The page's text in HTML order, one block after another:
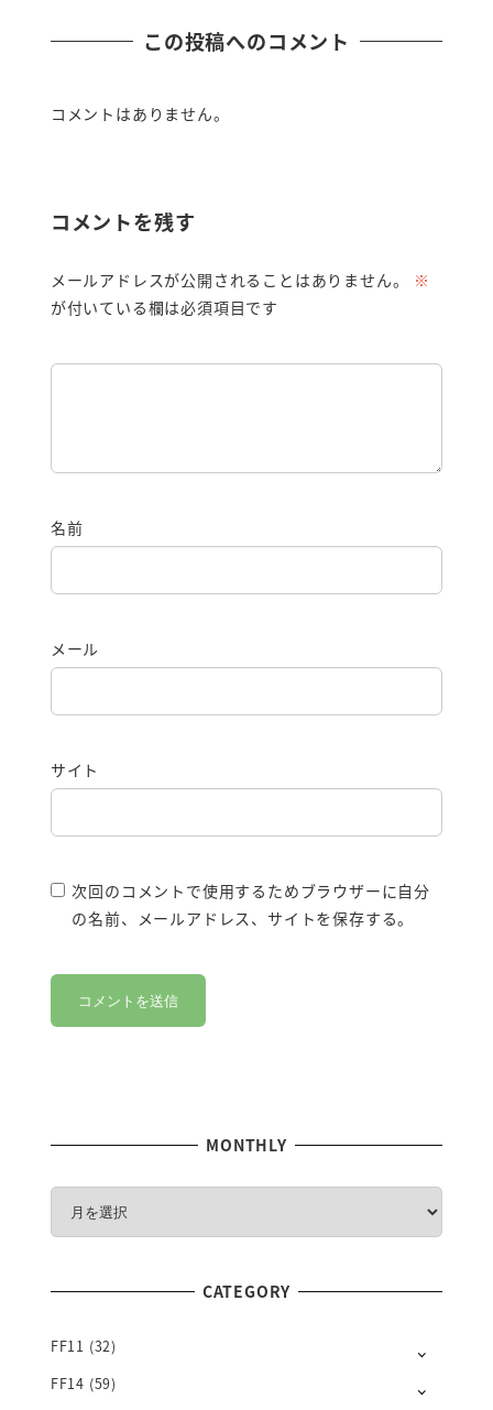
この投稿へのコメント
コメントはありません。
コメントを残す
メールアドレスが公開されることはありません。
※
が付いている欄は必須項目です
名前
メール
サイト
次回のコメントで使用するためブラウザーに自分
の名前、メールアドレス、サイトを保存する。
MONTHLY
H
Y
CATEGORY
FF11 (32)
FF14 (59)